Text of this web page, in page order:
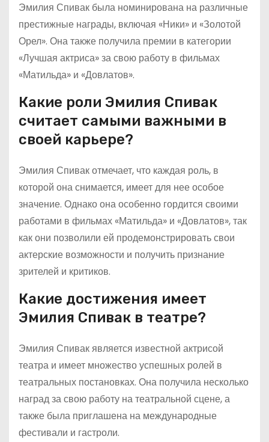
Эмилия Спивак была номинирована на различные
престижные награды, включая «Ники» и «Золотой
Орел». Она также получила премии в категории
«Лучшая актриса» за свою работу в фильмах
«Матильда» и «Довлатов».
Какие роли Эмилия Спивак
считает самыми важными в
своей карьере?
Эмилия Спивак отмечает, что каждая роль, в
которой она снимается, имеет для нее особое
значение. Однако она особенно гордится своими
работами в фильмах «Матильда» и «Довлатов», так
как они позволили ей продемонстрировать свои
актерские возможности и получить признание
зрителей и критиков.
Какие достижения имеет
Эмилия Спивак в театре?
Эмилия Спивак является известной актрисой
театра и имеет множество успешных ролей в
театральных постановках. Она получила несколько
наград за свою работу на театральной сцене, а
также была приглашена на международные
фестивали и гастроли.